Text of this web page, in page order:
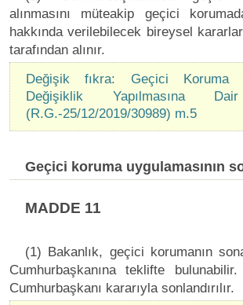
alınmasını müteakip geçici
hakkında verilebilecek bireysel
tarafından alınır.
Değişik fıkra: Geçici Koruma
Değişiklik Yapılmasına
(R.G.-25/12/2019/30989) m.5
Geçici koruma uygulamasının
MADDE 11
(1) Bakanlık, geçici korumanın
Cumhurbaşkanına teklifte
Cumhurbaşkanı kararıyla sonlandırılır.